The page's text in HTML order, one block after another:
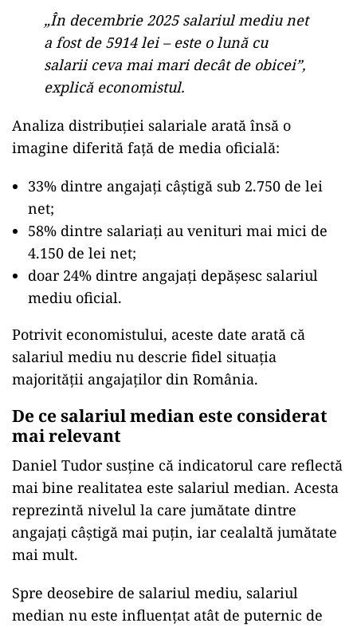
„În decembrie 2025 salariul mediu net
a fost de 5914 lei – este o lună cu
salarii ceva mai mari decât de obicei”,
explică economistul.
Analiza distribuției salariale arată însă o
imagine diferită față de media oficială:
33% dintre angajați câștigă sub 2.750 de lei
net;
58% dintre salariați au venituri mai mici de
4.150 de lei net;
doar 24% dintre angajați depășesc salariul
mediu oficial.
Potrivit economistului, aceste date arată că
salariul mediu nu descrie fidel situația
majorității angajaților din România.
De ce salariul median este considerat
mai relevant
Daniel Tudor susține că indicatorul care reflectă
mai bine realitatea este salariul median. Acesta
reprezintă nivelul la care jumătate dintre
angajați câștigă mai puțin, iar cealaltă jumătate
mai mult.
Spre deosebire de salariul mediu, salariul
median nu este influențat atât de puternic de